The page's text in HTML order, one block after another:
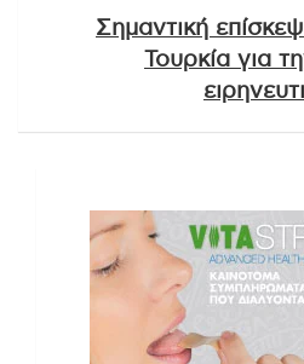
Σημαντική
Τουρκία για